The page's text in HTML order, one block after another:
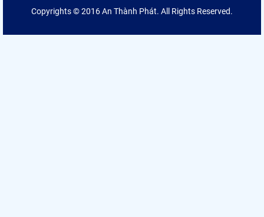
Copyrights © 2016 An Thành Phát. All Rights Reserved.